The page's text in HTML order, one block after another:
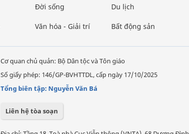
Đời sống
Văn hóa - Giải trí
Du lịch
Bất động sản
Cơ quan chủ quản: Bộ Dân tộc và Tôn giáo
Số giấy phép: 146/GP-BVHTTDL, cấp ngày 17/10/2025
Tổng biên tập: Nguyễn Văn Bá
Liên hệ tòa soạn